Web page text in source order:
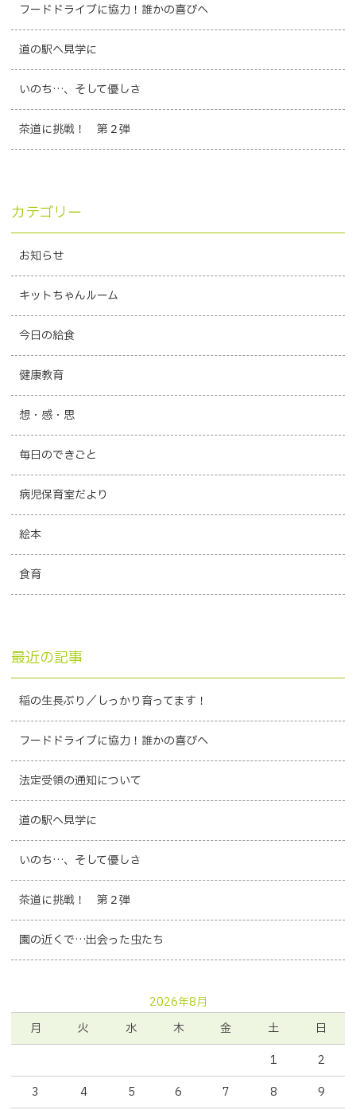
フードドライブに協力！誰かの喜びへ
道の駅へ見学に
いのち…、そして優しさ
茶道に挑戦！ 第２弾
カテゴリー
お知らせ
キットちゃんルーム
今日の給食
健康教育
想・感・思
毎日のできごと
病児保育室だより
絵本
食育
最近の記事
稲の生長ぶり／しっかり育ってます！
フードドライブに協力！誰かの喜びへ
法定受領の通知について
道の駅へ見学に
いのち…、そして優しさ
茶道に挑戦！ 第２弾
園の近くで…出会った虫たち
2026年8月
月
火 水 木 金 土
日
1
2
3
4 5 6 7 8
9